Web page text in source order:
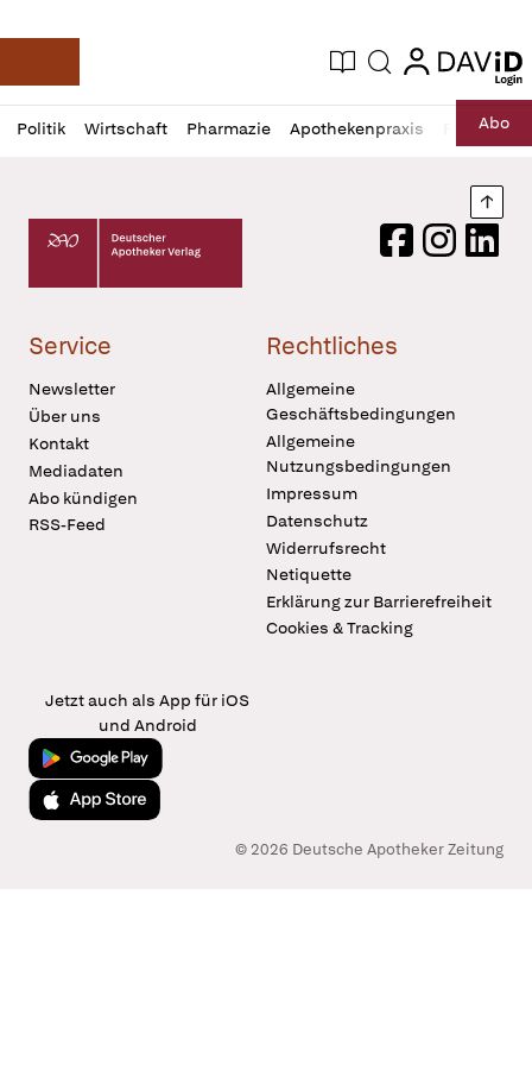
Deutsche Apotheker Zeitung
Aktuelle Ausgabe
Suche login
login
Politik Wirtschaft Pharmazie Apothekenpraxis RechtAbo
Profil
öffnen
Daz
Pur
Deutscher Apotheker Verlag Logo
FacebookInstagram
Service
Newsletter
Über uns
Kontakt
Mediadaten
Abo kündigen
RSS-Feed
Rechtliches
Allgemeine
Geschäftsbedingungen
Allgemeine
Nutzungsbedingungen
Impressum
Datenschutz
Widerrufsrecht
Netiquette
Erklärung zur Barrierefreiheit
Cookies & Tracking
Jetzt auch als App für iOS
und Android
Jetzt bei Google Play
Laden im App Store
© 2026 Deutsche Apotheker Zeitung